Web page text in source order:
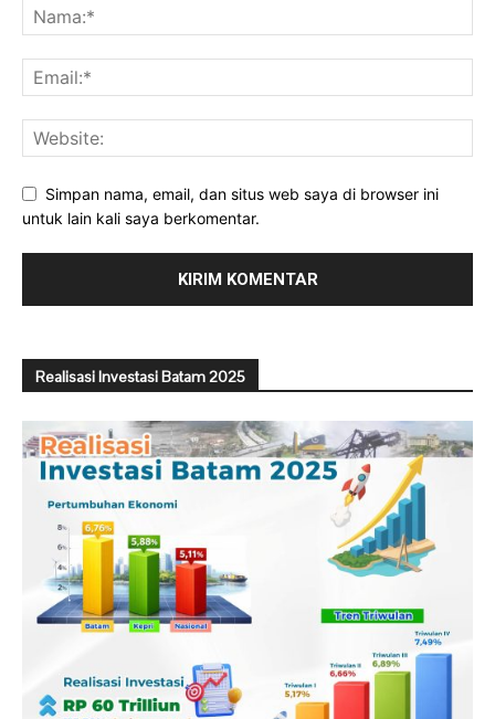
Simpan nama, email, dan situs web saya di browser ini
untuk lain kali saya berkomentar.
Realisasi Investasi Batam 2025